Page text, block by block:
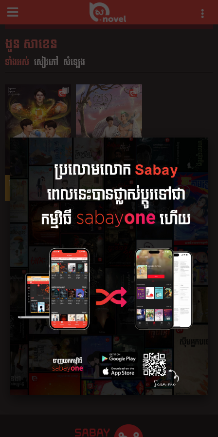
ងួន សាខេន
ទាំងអស់ សៀវភៅ សំឡេង
ក្រមួនអាម៉ាប់
4.5 (6) 4.09 (11)